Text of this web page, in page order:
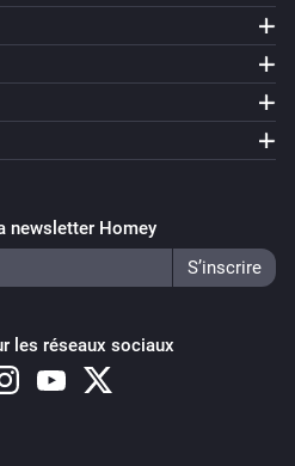
newsletter Homey
les réseaux sociaux